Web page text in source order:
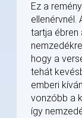
Ez a
ellenérvnél.
tartja ébren
hogy a
tehát
emberi
vonzóbb a
így